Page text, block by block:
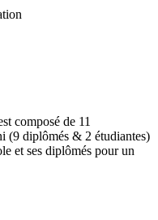
composé de 11
(9 diplômés & 2 étudiantes)
et ses diplômés pour un